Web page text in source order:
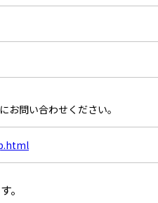
問い合わせください。
。